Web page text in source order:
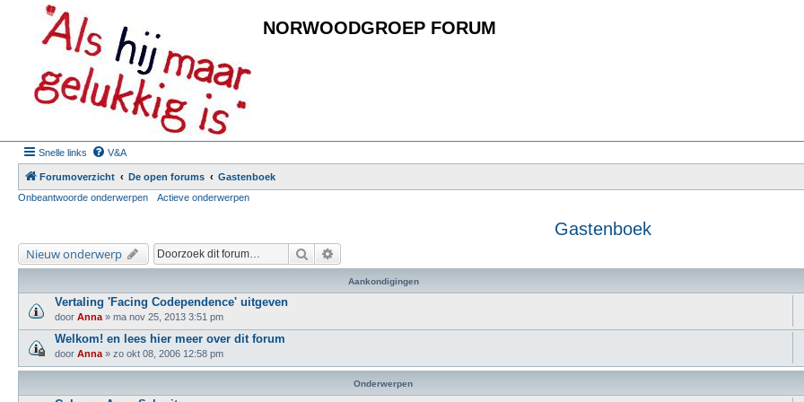
NORWOODGROEP FORUM
Snelle links V&A
Forumoverzicht De open forums
Gastenboek
Onbeantwoorde onderwerpen
Actieve onderwerpen
Gastenboek
Nieuw onderwerp Zoek
Aankondigingen
Vertaling 'Facing Codependence' uitgeven
door Anna » ma nov 25, 2013 3:51 pm
Welkom! en lees hier meer over dit forum
door Anna » zo okt 08, 2006 12:58 pm
Onderwerpen